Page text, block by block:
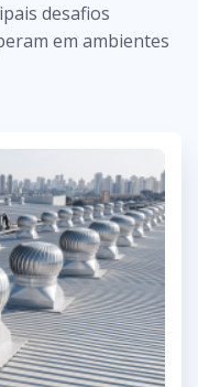
desafios
em ambientes